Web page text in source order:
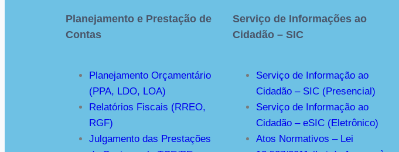
Planejamento e Prestação de
Contas
Planejamento Orçamentário
(PPA, LDO, LOA)
Relatórios Fiscais (RREO,
RGF)
Julgamento das Prestações
Serviço de Informações ao
Cidadão – SIC
Serviço de Informação ao
Cidadão – SIC (Presencial)
Serviço de Informação ao
Cidadão – eSIC (Eletrônico)
Atos Normativos – Lei